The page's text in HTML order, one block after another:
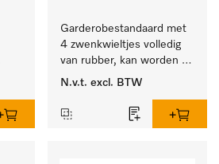
Garderobestandaard met
4 zwenkwieltjes volledig
van rubber, kan worden
vastgezet.
N.v.t. excl. BTW